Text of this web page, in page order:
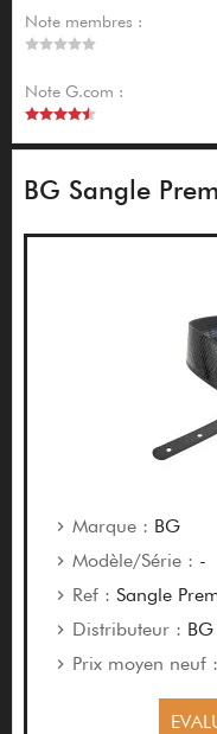
Note membres :
Note G.com :
BG Sangle
Marque : BG
Modèle/Série : -
Ref : Sangle
Distributeur :
Prix moyen neuf :